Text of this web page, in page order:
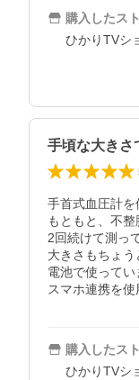
購入したス
ひかりTVシ
手頃な大きさ
手首式血圧計を
もともと、不
2回続けて測っ
大きさもちょう
電池で使ってい
スマホ連携を使
購入したス
ひかりTVシ